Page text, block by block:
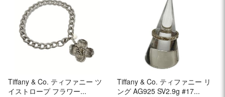
Tiffany & Co. ティファニー ツ
イストロープ フラワー...
Tiffany & Co. ティファニー リ
ング AG925 SV2.9g #17...